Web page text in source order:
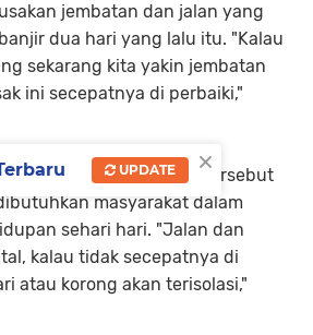
jembatan dan jalan yang
dua hari yang lalu itu. "Kalau
sekarang kita yakin jembatan
ini secepatnya di perbaiki,"
mengalami kerusakan tersebut
masyarakat dalam
sehari hari. "Jalan dan
kalau tidak secepatnya di
atau korong akan terisolasi,"
×
UPDATE